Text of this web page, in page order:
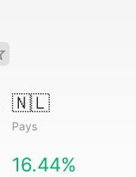
🇳🇱
Pays
16.44%